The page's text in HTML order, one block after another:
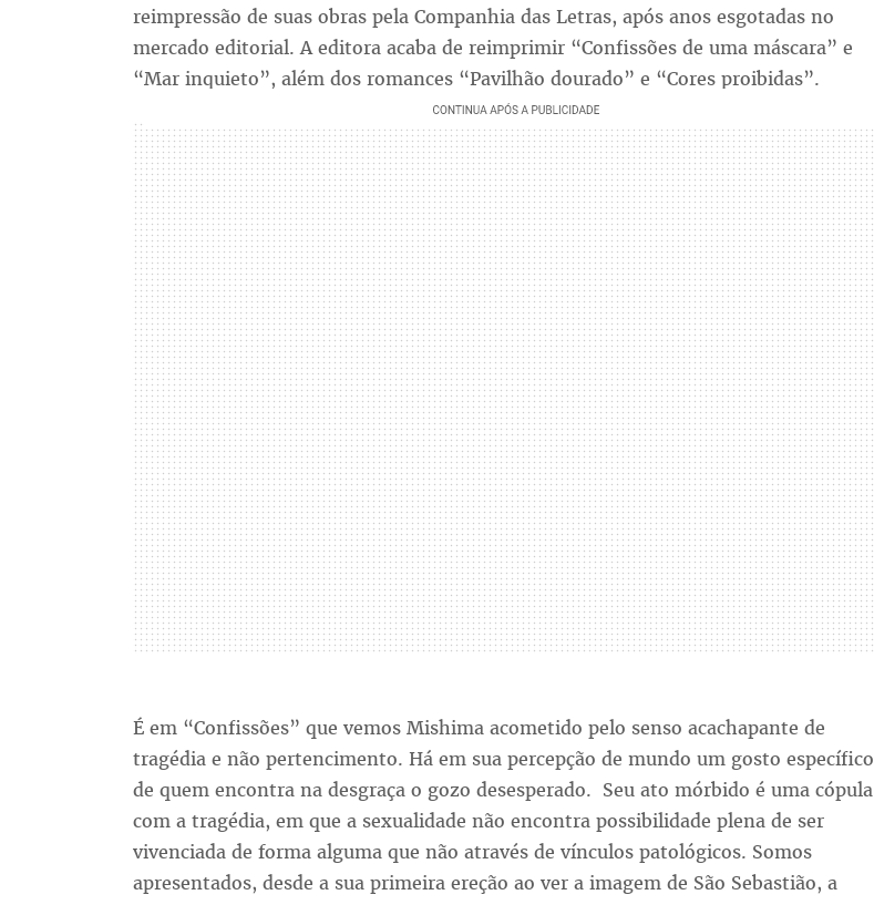
reimpressão de suas obras pela Companhia das Letras, após anos esgotadas no
mercado editorial. A editora acaba de reimprimir “Confissões de uma máscara” e
“Mar inquieto”, além dos romances “Pavilhão dourado” e “Cores proibidas”.
É em “Confissões” que vemos Mishima acometido pelo senso acachapante de
tragédia e não pertencimento. Há em sua percepção de mundo um gosto específico
de quem encontra na desgraça o gozo desesperado. Seu ato mórbido é uma cópula
com a tragédia, em que a sexualidade não encontra possibilidade plena de ser
vivenciada de forma alguma que não através de vínculos patológicos. Somos
apresentados, desde a sua primeira ereção ao ver a imagem de São Sebastião, a